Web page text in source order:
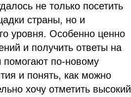
не только посетить
страны, но и
уровня. Особенно ценно
и получить ответы на
помогают по-новому
и понять, как можно
хочу отметить высокий